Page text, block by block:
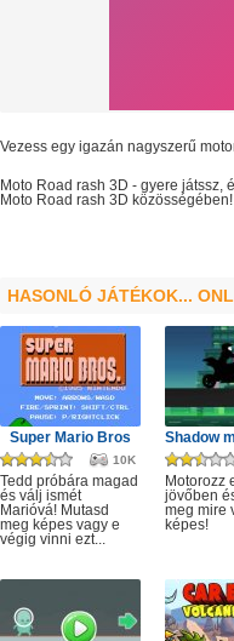
Vezess egy igazán nagyszerű
Moto Road rash 3D - gyere játssz,
Moto Road rash 3D közösségében!
HASONLÓ JÁTÉKOK...
Super Mario Bros
10K
Tedd próbára magad
és válj ismét
Marióvá! Mutasd
meg képes vagy e
végig vinni ezt...
Motorozz
jövőben
meg mire
képes!